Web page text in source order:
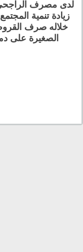
لدى مصرف الراجحي
زيادة تنمية
خلاله صرف
الصغيرة على